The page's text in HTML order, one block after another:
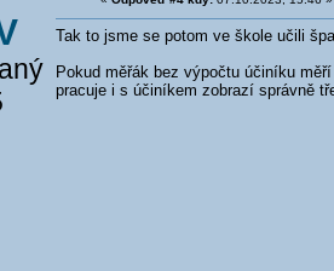
Tak to jsme se potom ve škole učili
Pokud měřák bez výpočtu účiníku
pracuje i s účiníkem zobrazí správně